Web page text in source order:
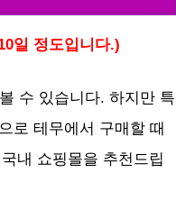
일 정도입니다.)
수 있습니다. 하지만 특
로 테무에서 구매할 때
내 쇼핑몰을 추천드립